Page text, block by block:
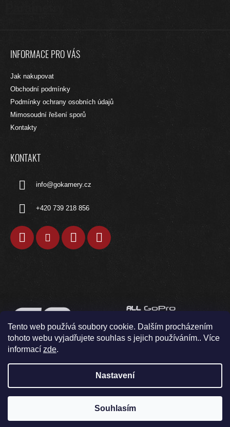
Tento web používá soubory cookie. Dalším procházením
tohoto webu vyjadřujete souhlas s jejich používáním.. Více
informací zde.
Nastavení
Souhlasím
INFORMACE PRO VÁS
Jak nakupovat
Obchodní podmínky
Podmínky ochrany osobních údajů
Mimosoudní řešení sporů
Kontakty
KONTAKT
info@gokamery.cz
+420 739 218 856